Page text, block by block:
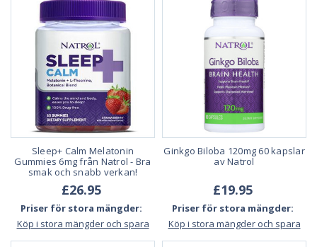
Sleep+ Calm Melatonin
Gummies 6mg från Natrol - Bra
smak och snabb verkan!
£26.95
Priser för stora mängder:
Köp i stora mängder och spara
Ginkgo Biloba 120mg 60 kapslar
av Natrol
£19.95
Priser för stora mängder:
Köp i stora mängder och spara